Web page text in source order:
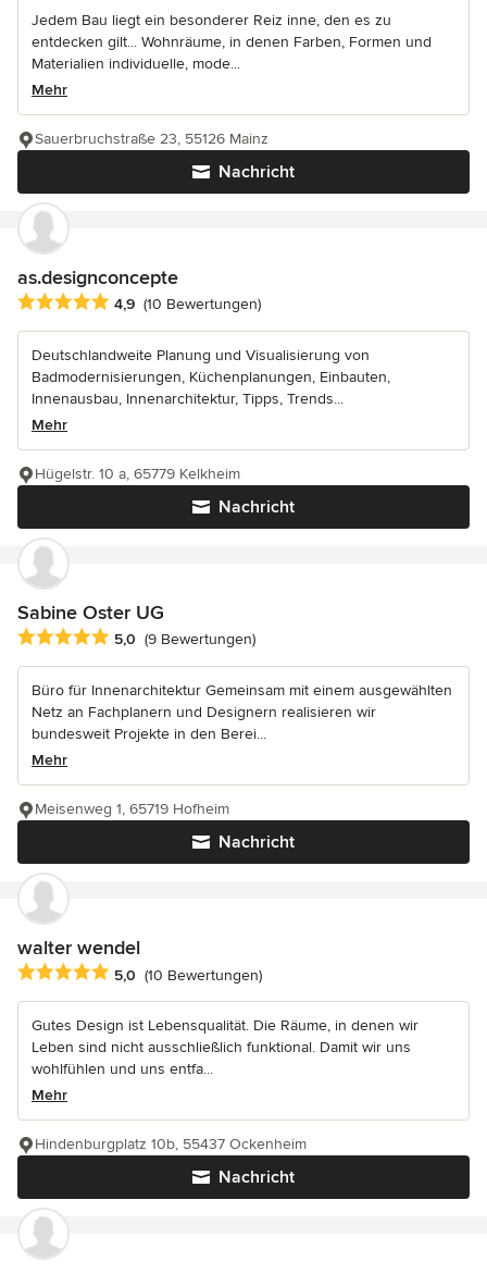
Jedem Bau liegt ein besonderer Reiz inne, den es zu
entdecken gilt... Wohnräume, in denen Farben, Formen und
Materialien individuelle, mode...
Mehr
Nachricht
Sauerbruchstraße 23, 55126 Mainz
as.designconcepte
Durchschnittliche Bewertung: 4.9 von 5 Sternen
4,9 (10 Bewertungen)
Deutschlandweite Planung und Visualisierung von
Badmodernisierungen, Küchenplanungen, Einbauten,
Innenausbau, Innenarchitektur, Tipps, Trends...
Mehr
Nachricht
Hügelstr. 10 a, 65779 Kelkheim
Sabine Oster UG
Durchschnittliche Bewertung: 5 von 5 Sternen
5,0 (9 Bewertungen)
Büro für Innenarchitektur Gemeinsam mit einem ausgewählten
Netz an Fachplanern und Designern realisieren wir
bundesweit Projekte in den Berei...
Mehr
Nachricht
Meisenweg 1, 65719 Hofheim
walter wendel
Durchschnittliche Bewertung: 5 von 5 Sternen
5,0 (10 Bewertungen)
Gutes Design ist Lebensqualität. Die Räume, in denen wir
Leben sind nicht ausschließlich funktional. Damit wir uns
wohlfühlen und uns entfa...
Mehr
Nachricht
Hindenburgplatz 10b, 55437 Ockenheim